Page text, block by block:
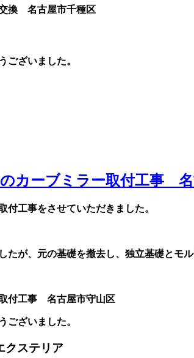
ございました。
カーブミラー取付工事
工事をさせていただきました。
たが、元の基礎を撤去し、独立基礎とモ
ございました。
ステリア